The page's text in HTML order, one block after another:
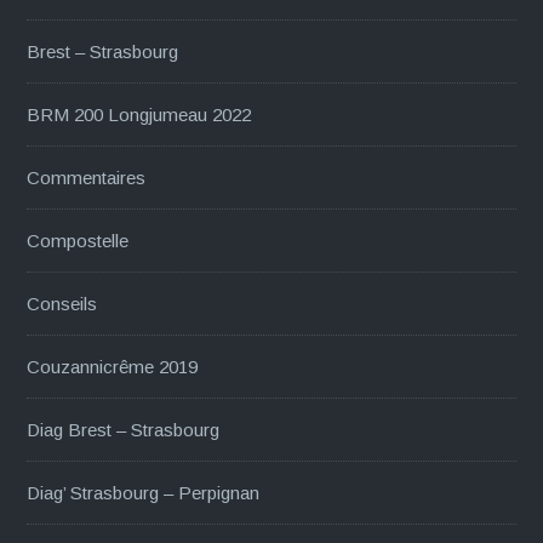
Brest – Strasbourg
BRM 200 Longjumeau 2022
Commentaires
Compostelle
Conseils
Couzannicrême 2019
Diag Brest – Strasbourg
Diag’ Strasbourg – Perpignan